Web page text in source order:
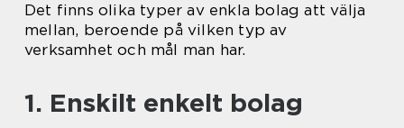
Det finns olika typer av enkla bolag att välja
mellan, beroende på vilken typ av
verksamhet och mål man har.
1. Enskilt enkelt bolag